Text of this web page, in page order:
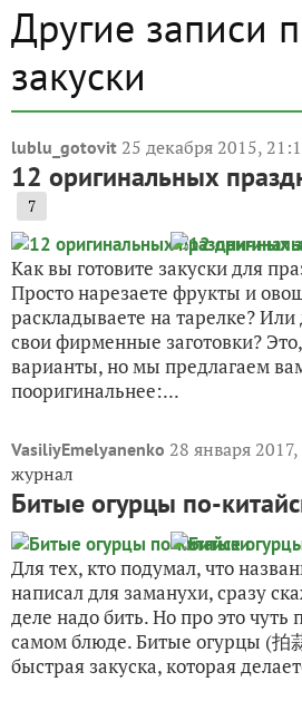
Другие записи
закуски
lublu_gotovit 25 декабря 2015,
12 оригинальных
7
Как вы готовите закуски для
Просто нарезаете фрукты и
раскладываете на тарелке? Или
свои фирменные заготовки?
варианты, но мы предлагаем
пооригинальнее:...
VasiliyEmelyanenko 28 января
журнал
Битые огурцы по-
Для тех, кто подумал, что
написал для заманухи, сразу
деле надо бить. Но про это чуть
самом блюде. Битые огурцы (拍
быстрая закуска, которая